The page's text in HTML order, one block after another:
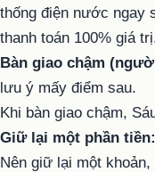
thống điện nước ngay
thanh toán 100% giá
Bàn giao chậm
lưu ý mấy điểm sau.
Khi bàn giao chậm,
Giữ lại một phần tiền:
Nên giữ lại một